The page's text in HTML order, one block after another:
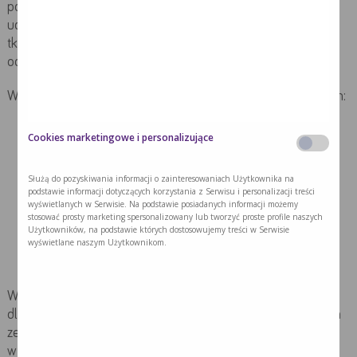
pomocniczy do poruszania należy stosować dodatkowe
udogodnienia. Minimalizacja nacisku między powierzchnią
tkanek, a podłożem jest osiągana poprzez systemy
odciążeniowe, podkłady, materace, łóżka.
Wyróżnia się kilka rodzajów materacy przeciwodleżynowych:
materace gąbkowe,
gofrowane,
materace bąbelkowe
zmiennociśnieniowe
Wybór materaca powinien być dostosowany indywidualnie
dla każdego pacjenta. Nawet najlepszy materac nie zwalnia
ze zmiany pozycji ciała, która powinna być przeprowadzana
w ustalonych odstępach czasu.
Cookies marketingowe i personalizujące
Służą do pozyskiwania informacji o zainteresowaniach Użytkownika na
podstawie informacji dotyczących korzystania z Serwisu i personalizacji treści
wyświetlanych w Serwisie. Na podstawie posiadanych informacji możemy
stosować prosty marketing spersonalizowany lub tworzyć proste profile naszych
Użytkowników, na podstawie których dostosowujemy treści w Serwisie
wyświetlane naszym Użytkownikom.